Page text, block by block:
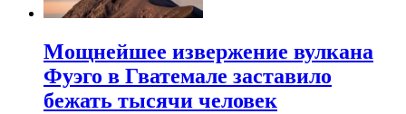
Мощнейшее извержение вулкана
Фуэго в Гватемале заставило
бежать тысячи человек